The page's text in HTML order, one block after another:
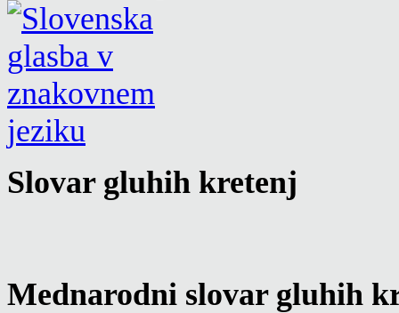
Slovar gluhih kretenj
Mednarodni slovar gluhih